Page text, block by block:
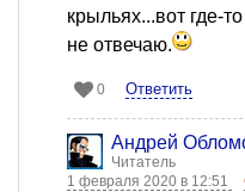
крыльях...вот где-
не отвечаю.
0 Ответить
Андрей
Читатель
1 февраля 2020 в 12:51